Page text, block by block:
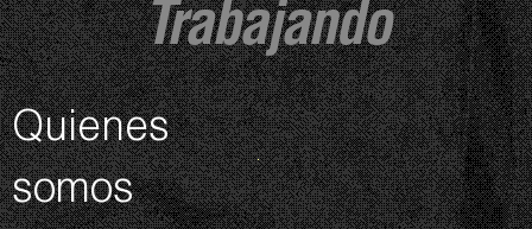
Trabajando
Quienes
somos